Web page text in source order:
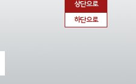
상단으로
하단으로